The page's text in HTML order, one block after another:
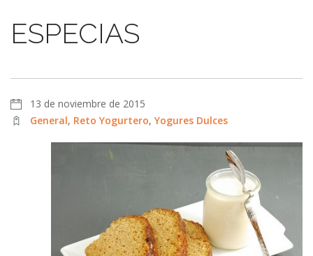
ESPECIAS
13 de noviembre de 2015
General, Reto Yogurtero, Yogures Dulces